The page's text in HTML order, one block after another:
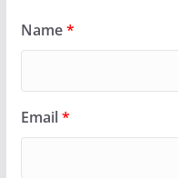
Name*
Email*